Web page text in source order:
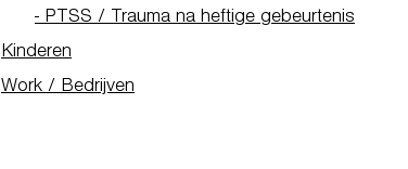
- PTSS / Trauma na heftige gebeurtenis
Kinderen
Work / Bedrijven